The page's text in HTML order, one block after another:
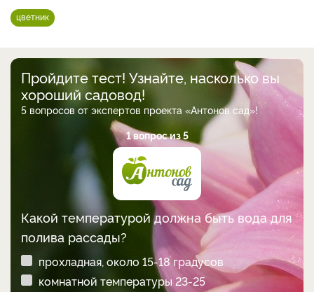
цветник
Пройдите тест! Узнайте, насколько вы
хороший садовод!
5 вопросов от экспертов проекта «Антонов сад»!
1 вопрос из 5
Какой температурой должна быть вода для
полива рассады?
прохладная, около 15-18 градусов
комнатной температуры 23-25